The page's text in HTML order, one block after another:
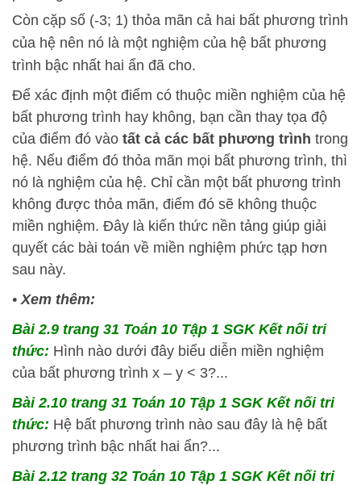
Còn cặp số (-3; 1) thỏa mãn cả hai bất phương trình
của hệ nên nó là một nghiệm của hệ bất phương
trình bậc nhất hai ẩn đã cho.
Để xác định một điểm có thuộc miền nghiệm của hệ
bất phương trình hay không, bạn cần thay tọa độ
của điểm đó vào tất cả các bất phương trình trong
hệ. Nếu điểm đó thỏa mãn mọi bất phương trình, thì
nó là nghiệm của hệ. Chỉ cần một bất phương trình
không được thỏa mãn, điểm đó sẽ không thuộc
miền nghiệm. Đây là kiến thức nền tảng giúp giải
quyết các bài toán về miền nghiệm phức tạp hơn
sau này.
•Xem thêm:
Bài 2.9 trang 31 Toán 10 Tập 1 SGK Kết nối tri
thức: Hình nào dưới đây biểu diễn miền nghiệm
của bất phương trình x – y < 3?...
Bài 2.10 trang 31 Toán 10 Tập 1 SGK Kết nối tri
thức: Hệ bất phương trình nào sau đây là hệ bất
phương trình bậc nhất hai ẩn?...
Bài 2.12 trang 32 Toán 10 Tập 1 SGK Kết nối tri